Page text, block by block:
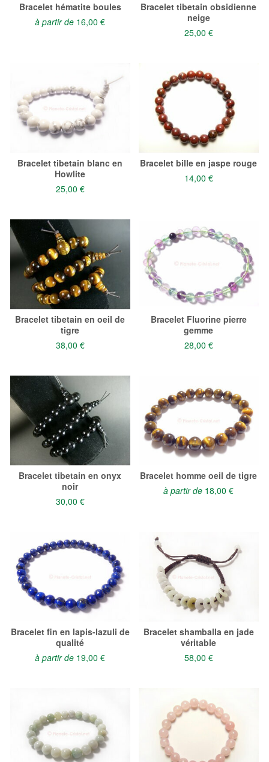
Bracelet hématite boules
à partir de 16,00 €
Bracelet tibetain obsidienne
neige
25,00 €
Bracelet tibetain blanc en
Howlite
25,00 €
Bracelet bille en jaspe rouge
14,00 €
Bracelet tibetain en oeil de
tigre
38,00 €
Bracelet Fluorine pierre
gemme
28,00 €
Bracelet tibetain en onyx
noir
30,00 €
Bracelet homme oeil de tigre
à partir de 18,00 €
Bracelet fin en lapis-lazuli de
qualité
à partir de 19,00 €
Bracelet shamballa en jade
véritable
58,00 €